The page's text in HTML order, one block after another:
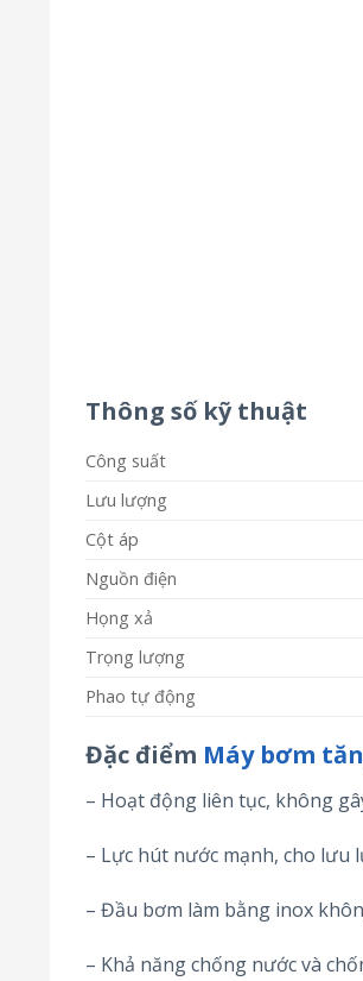
Thông số kỹ thuật
Công suất
Lưu lượng
Cột áp
Nguồn điện
Họng xả
Trọng lượng
Phao tự động
Đặc điểm Máy bơm
– Hoạt động liên tục, không
– Lực hút nước mạnh, cho lưu
– Đầu bơm làm bằng inox
– Khả năng chống nước và